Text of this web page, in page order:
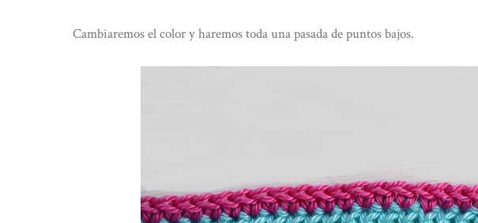
Cambiaremos el color y haremos toda una pasada de puntos bajos.